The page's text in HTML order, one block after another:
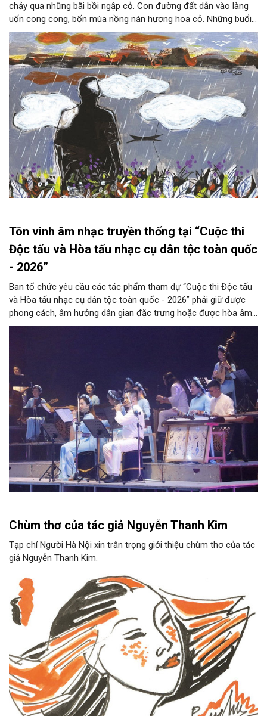
chảy qua những bãi bồi ngập cỏ. Con đường đất dẫn vào làng
uốn cong cong, bốn mùa nồng nàn hương hoa cỏ. Những buổi
hoàng hôn, khi nắng đã dịu xuống phía cuối sông, đám hoa tím
lại thẫm màu như có ai vừa rắc lên một lớp khói.
Tôn vinh âm nhạc truyền thống tại “Cuộc thi
Độc tấu và Hòa tấu nhạc cụ dân tộc toàn quốc
- 2026”
Ban tổ chức yêu cầu các tác phẩm tham dự “Cuộc thi Độc tấu
và Hòa tấu nhạc cụ dân tộc toàn quốc - 2026” phải giữ được
phong cách, âm hưởng dân gian đặc trưng hoặc được hòa âm,
phối khí mới trên nền tảng làn điệu âm nhạc truyền thống Việt
Nam, đồng thời phải được trình diễn trực tiếp bằng nhạc cụ dân
Chùm thơ của tác giả Nguyễn Thanh Kim
Tạp chí Người Hà Nội xin trân trọng giới thiệu chùm thơ của tác
giả Nguyễn Thanh Kim.